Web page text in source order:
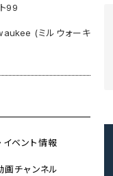
99
(ミルウォーキ
イベント情報
チャンネル